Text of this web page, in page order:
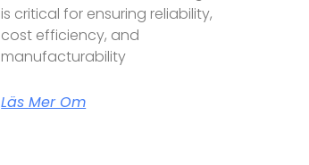
is critical for ensuring reliability,
cost efficiency, and
manufacturability
Läs Mer Om